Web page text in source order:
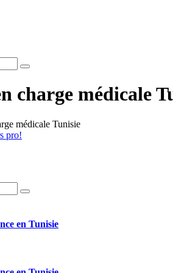
charge médicale
médicale Tunisie
pro!
en Tunisie